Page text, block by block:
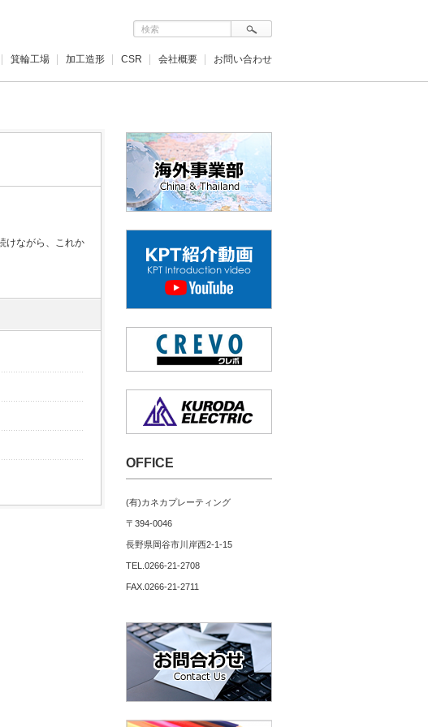
箕輪工場 加工造形 CSR 会社概要 お問い合わせ
けながら、これか
OFFICE
(有)カネカプレーティング
〒394-0046
長野県岡谷市川岸西2-1-15
TEL.0266-21-2708
FAX.0266-21-2711